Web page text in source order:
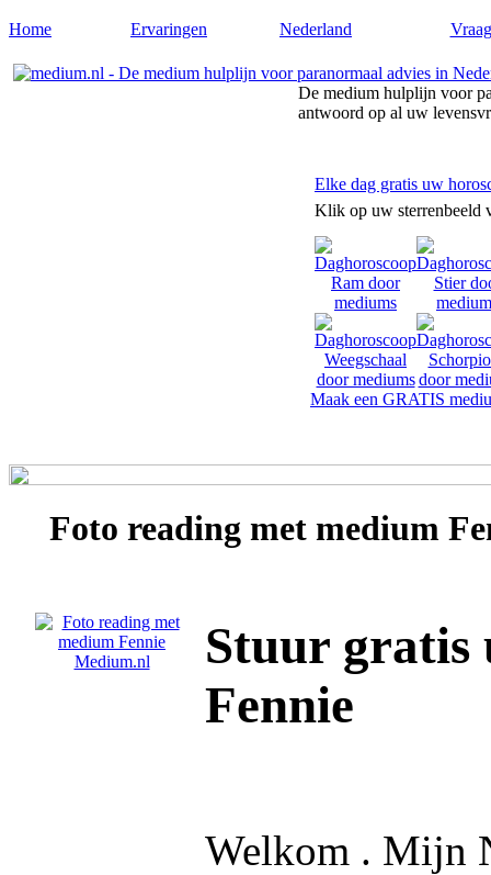
Home Ervaringen Nederland
De medium hulplijn voor
antwoord op al uw
Elke dag gratis uw
Klik op uw sterrenbeeld
Maak een GRATIS
Foto reading met medium
Stuur gratis
Fennie
Welkom . Mijn